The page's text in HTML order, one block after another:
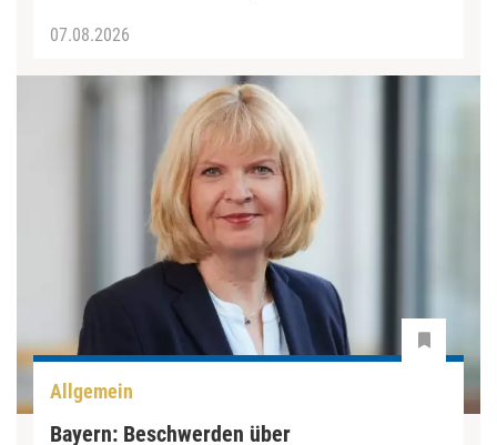
07.08.2026
Allgemein
Bayern: Beschwerden über